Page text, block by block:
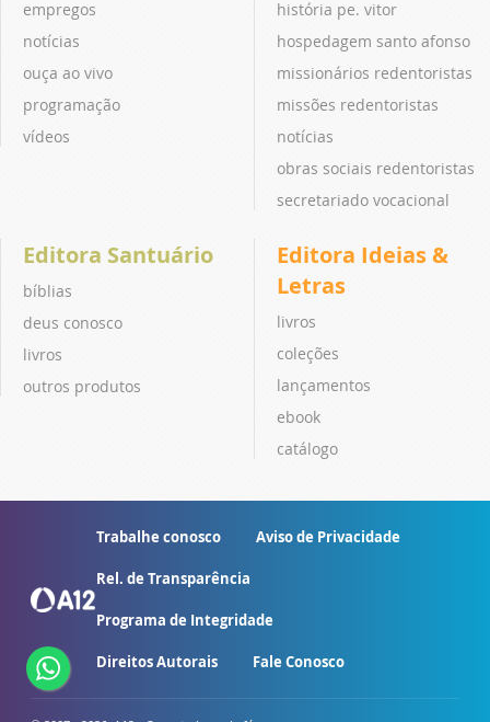
empregos
notícias
ouça ao vivo
programação
vídeos
história pe. vitor
hospedagem santo afonso
missionários redentoristas
missões redentoristas
notícias
obras sociais redentoristas
secretariado vocacional
Editora Santuário
bíblias
deus conosco
livros
outros produtos
Editora Ideias &
Letras
livros
coleções
lançamentos
ebook
catálogo
Trabalhe conosco Aviso de Privacidade
Rel. de Transparência
Programa de Integridade
Direitos Autorais Fale Conosco